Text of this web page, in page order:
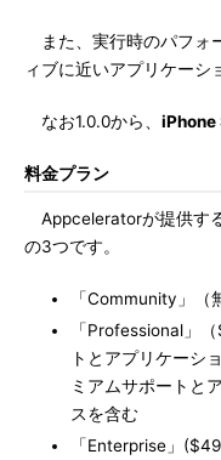
また、実行時のパフォ
ィブに近いアプリケーシ
なお1.0.0から、 iPhone
料金プラン
Appceleratorが提供す
の3つです。
「Community」（
「Professional」
トとアプリケーシ
ミアムサポートと
スを含む
「Enterprise」